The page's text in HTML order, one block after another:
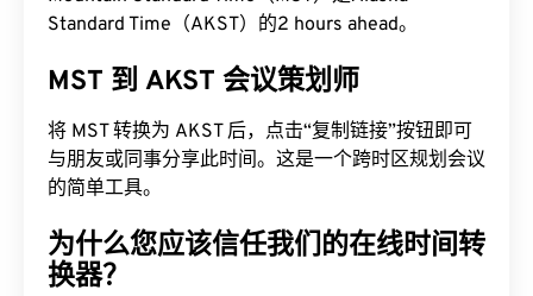
Standard Time（AKST）的2 hours ahead。
MST 到 AKST 会议策划师
将 MST 转换为 AKST 后，点击“复制链接”按钮即可
与朋友或同事分享此时间。这是一个跨时区规划会议
的简单工具。
为什么您应该信任我们的在线时间转
换器？